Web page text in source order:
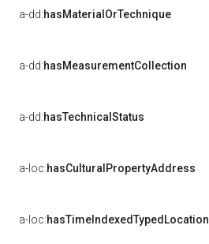
a-dd:hasMaterialOrTechnique
a-dd:hasMeasurementCollection
a-dd:hasTechnicalStatus
a-loc:hasCulturalPropertyAddress
a-loc:hasTimeIndexedTypedLocation